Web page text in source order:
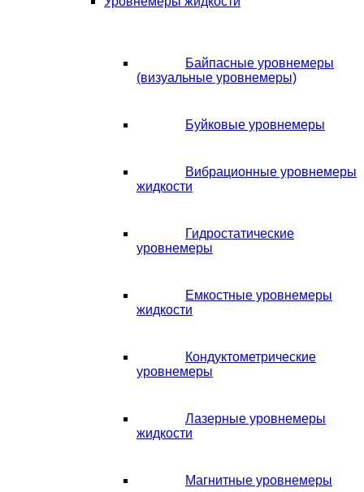
Байпасные уровнемеры
(визуальные уровнемеры)
Буйковые уровнемеры
Вибрационные уровнемеры
жидкости
Гидростатические
уровнемеры
Емкостные уровнемеры
жидкости
Кондуктометрические
уровнемеры
Лазерные уровнемеры
жидкости
Магнитные уровнемеры